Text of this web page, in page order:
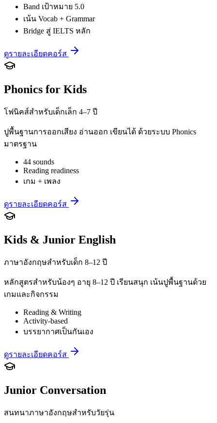
Band เป้าหมาย 5.0
เน้น Vocab + Grammar
Bridge สู่ IELTS หลัก
ดูรายละเอียดคอร์ส
Phonics for Kids
โฟนิคส์สำหรับเด็กเล็ก 4–7 ปี
ปูพื้นฐานการออกเสียง อ่านออก เขียนได้ ด้วยระบบ Phonics
มาตรฐาน
44 sounds
Reading readiness
เกม + เพลง
ดูรายละเอียดคอร์ส
Kids & Junior English
ภาษาอังกฤษสำหรับเด็ก 8–12 ปี
หลักสูตรสำหรับน้องๆ อายุ 8–12 ปี เรียนสนุก เน้นปูพื้นฐานด้วย
เกมและกิจกรรม
Reading & Writing
Activity-based
บรรยากาศเป็นกันเอง
ดูรายละเอียดคอร์ส
Junior Conversation
สนทนาภาษาอังกฤษสำหรับวัยรุ่น